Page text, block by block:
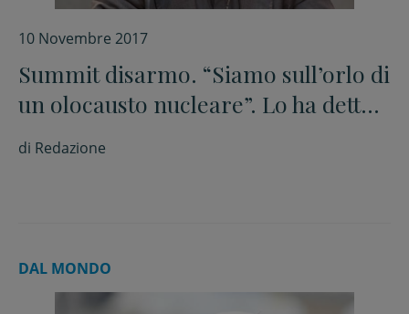
10 Novembre 2017
Summit disarmo. “Siamo sull’orlo di
un olocausto nucleare”. Lo ha detto
il cardinale Turkson
di Redazione
DAL MONDO